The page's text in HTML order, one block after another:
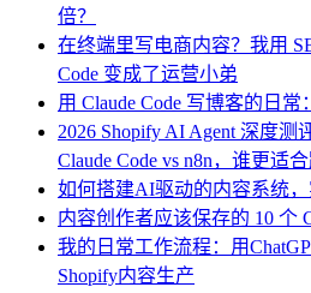
倍？
在终端里写电商内容？我用
Code 变成了运营小弟
用 Claude Code 写博客的日
2026 Shopify AI Agent 深度测
Claude Code vs n8n，谁更适
如何搭建AI驱动的内容系统
内容创作者应该保存的 10 个
我的日常工作流程：用
Shopify内容生产